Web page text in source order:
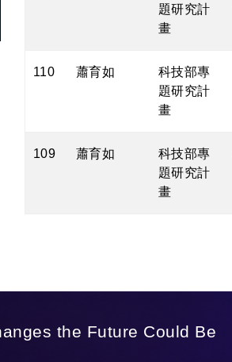
題研究計
畫
110 蕭育如
科技部專
題研究計
畫
109 蕭育如
科技部專
題研究計
畫
the Future Could Be